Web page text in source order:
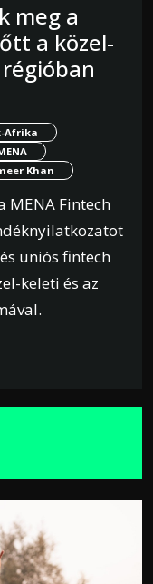
meg a
a közel-
Afrika
Khan
MENA Fintech
uniós fintech
keleti és az